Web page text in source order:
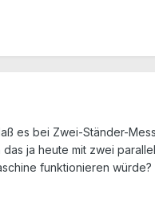
es bei Zwei-Ständer-
ja heute mit zwei
funktionieren